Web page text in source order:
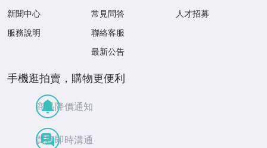
新聞中心
服務說明
常見問答
聯絡客服
最新公告
人才招募
手機逛拍賣，購物更便利
商品降價通知
買賣即時溝通